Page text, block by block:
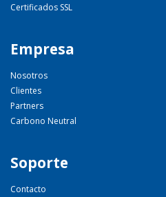
Certificados SSL
Empresa
Nosotros
Clientes
Partners
Carbono Neutral
Soporte
Contacto